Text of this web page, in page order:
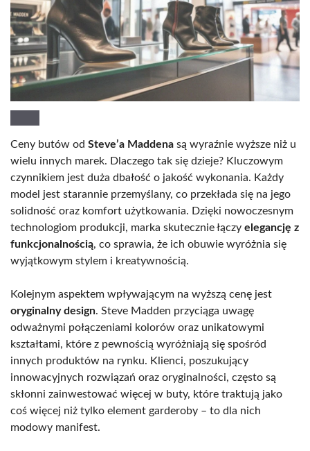
Ceny butów od Steve’a Maddena są wyraźnie wyższe niż u
wielu innych marek. Dlaczego tak się dzieje? Kluczowym
czynnikiem jest duża dbałość o jakość wykonania. Każdy
model jest starannie przemyślany, co przekłada się na jego
solidność oraz komfort użytkowania. Dzięki nowoczesnym
technologiom produkcji, marka skutecznie łączy elegancję z
funkcjonalnością, co sprawia, że ich obuwie wyróżnia się
wyjątkowym stylem i kreatywnością.
Kolejnym aspektem wpływającym na wyższą cenę jest
oryginalny design. Steve Madden przyciąga uwagę
odważnymi połączeniami kolorów oraz unikatowymi
kształtami, które z pewnością wyróżniają się spośród
innych produktów na rynku. Klienci, poszukujący
innowacyjnych rozwiązań oraz oryginalności, często są
skłonni zainwestować więcej w buty, które traktują jako
coś więcej niż tylko element garderoby – to dla nich
modowy manifest.